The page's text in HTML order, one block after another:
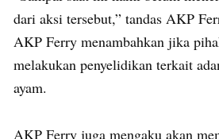
dari aksi tersebut,” tandas AKP
AKP Ferry menambahkan jika
melakukan penyelidikan terkait
ayam.
AKP Ferry juga mengaku akan